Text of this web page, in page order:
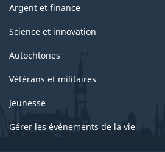
Argent et finance
Science et innovation
Autochtones
Vétérans et militaires
Jeunesse
Gérer les événements de la vie